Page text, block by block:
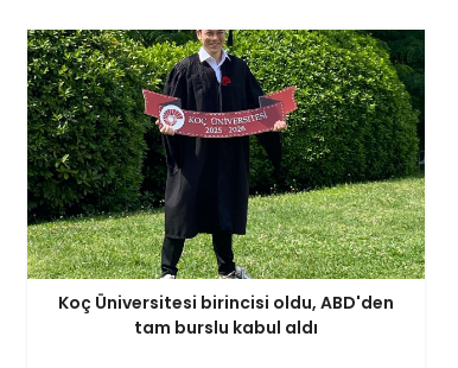
Koç Üniversitesi birincisi oldu, ABD'den
tam burslu kabul aldı